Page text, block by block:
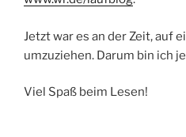
Jetzt war es an der Zeit, auf
umzuziehen. Darum bin ich
Viel Spaß beim Lesen!